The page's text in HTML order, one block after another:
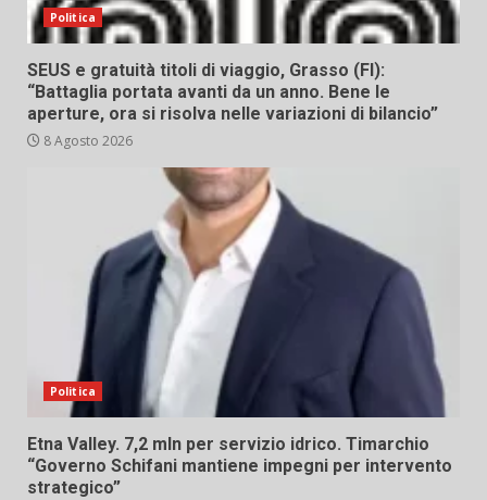
Politica
SEUS e gratuità titoli di viaggio, Grasso (FI):
“Battaglia portata avanti da un anno. Bene le
aperture, ora si risolva nelle variazioni di bilancio”
8 Agosto 2026
Politica
Etna Valley. 7,2 mln per servizio idrico. Timarchio
“Governo Schifani mantiene impegni per intervento
strategico”